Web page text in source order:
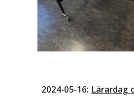
2024-05-16: Lärardag